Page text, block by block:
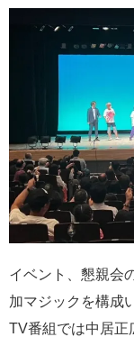
イベント、懇親会
加マジックを構成
TV番組では中居正